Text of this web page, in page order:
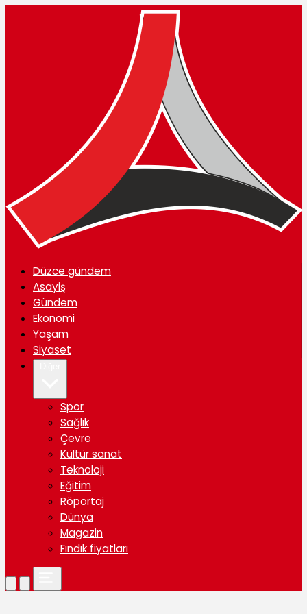
Düzce gündem
Asayiş
Gündem
Ekonomi
Yaşam
Siyaset
Spor
Sağlık
Çevre
Kültür sanat
Teknoloji
Eğitim
Röportaj
Dünya
Magazin
Fındık fiyatları